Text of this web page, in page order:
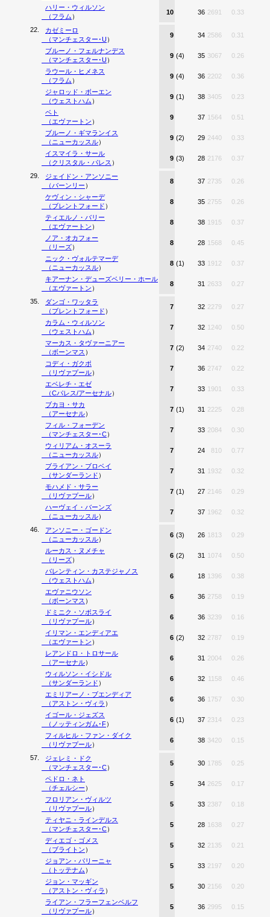
ハリー・ウィルソン
（フラム）
10 36 2691 0.33
22.
カゼミーロ
（マンチェスター･U）
9 34 2586 0.31
ブルーノ・フェルナンデス
（マンチェスター･U）
9 (4) 35 3067 0.26
ラウール・ヒメネス
（フラム）
9 (4) 36 2202 0.36
ジャロッド・ボーエン
（ウェストハム）
9 (1) 38 3405 0.23
ベト
（エヴァートン）
9 37 1564 0.51
ブルーノ・ギマランイス
（ ニューカッスル）
9 (2) 29 2440 0.33
イスマイラ・サール
（クリスタル・パレス ）
9 (3) 28 2176 0.37
29.
ジェイドン・アンソニー
（バーンリー）
8 37 2735 0.26
ケヴィン・シャーデ
（ブレントフォード）
8 35 2755 0.26
ティエルノ・バリー
（エヴァートン）
8 38 1915 0.37
ノア・オカフォー
（ リーズ）
8 28 1568 0.45
ニック・ヴォルテマーデ
（ ニューカッスル）
8 (1) 33 1912 0.37
キアーナン・デューズベリー・ホール
（エヴァートン）
8 31 2633 0.27
35.
ダンゴ・ワッタラ
（ブレントフォード）
7 32 2279 0.27
カラム・ウィルソン
（ウェストハム）
7 32 1240 0.50
マーカス・タヴァーニアー
（ボーンマス ）
7 (2) 34 2740 0.22
コディ・ガクポ
（ リヴァプール）
7 36 2747 0.22
エベレチ・エゼ
（Cパレス/アーセナル）
7 33 1901 0.33
ブカヨ・サカ
（アーセナル）
7 (1) 31 2225 0.28
フィル・フォーデン
（マンチェスター･C）
7 33 2084 0.30
ウィリアム・オスーラ
（ ニューカッスル）
7 24 810 0.77
ブライアン・ブロベイ
（サンダーランド）
7 31 1932 0.32
モハメド・サラー
（ リヴァプール）
7 (1) 27 2146 0.29
ハーヴェイ・バーンズ
（ ニューカッスル）
7 37 1962 0.32
46.
アンソニー・ゴードン
（ ニューカッスル）
6 (3) 26 1813 0.29
ルーカス・ヌメチャ
（ リーズ）
6 (2) 31 1074 0.50
バレンティン・カステジャノス
（ウェストハム）
6 18 1396 0.38
エヴァニウソン
（ボーンマス ）
6 36 2758 0.19
ドミニク・ソボスライ
（ リヴァプール）
6 36 3239 0.16
イリマン・エンディアエ
（エヴァートン）
6 (2) 32 2787 0.19
レアンドロ・トロサール
（アーセナル）
6 31 2004 0.26
ウィルソン・イシドル
（サンダーランド）
6 32 1158 0.46
エミリアーノ・ブエンディア
（アストン・ヴィラ ）
6 36 1757 0.30
イゴール・ジェズス
（ ノッティンガム･F）
6 (1) 37 2314 0.23
フィルヒル・ファン・ダイク
（ リヴァプール）
6 38 3420 0.15
57.
ジェレミ・ドク
（マンチェスター･C）
5 30 1785 0.25
ペドロ・ネト
（チェルシー）
5 34 2625 0.17
フロリアン・ヴィルツ
（ リヴァプール）
5 33 2387 0.18
ティヤニ・ラインデルス
（マンチェスター･C）
5 28 1638 0.27
ディエゴ・ゴメス
（ブライトン）
5 32 2135 0.21
ジョアン・パリーニャ
（ トッテナム）
5 33 2197 0.20
ジョン・マッギン
（アストン・ヴィラ ）
5 30 2156 0.20
ライアン・フラーフェンベルフ
（ リヴァプール）
5 36 2995 0.15